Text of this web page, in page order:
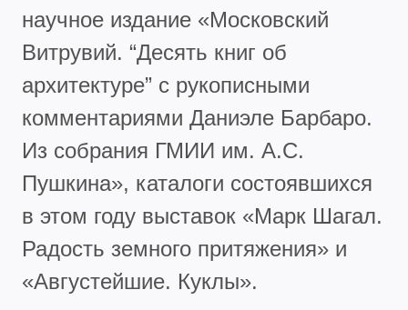
научное издание «Московский
Витрувий. “Десять книг об
архитектуре” с рукописными
комментариями Даниэле Барбаро.
Из собрания ГМИИ им. А.С.
Пушкина», каталоги состоявшихся
в этом году выставок «Марк Шагал.
Радость земного притяжения» и
«Августейшие. Куклы».